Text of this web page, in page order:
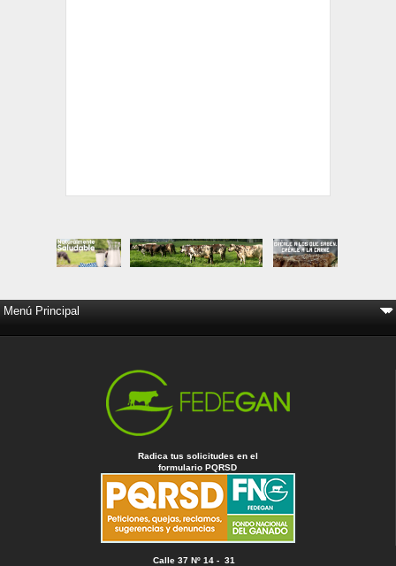
Radica tus solicitudes en el
formulario PQRSD
Calle 37 Nº 14 - 31